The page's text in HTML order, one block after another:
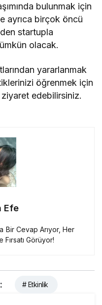
bulunmak için
ayrıca birçok öncü
startupla
olacak.
yararlanmak
öğrenmek için
edebilirsiniz.
Efe
Bir Cevap Arıyor, Her
Görüyor!
# Etkinlik